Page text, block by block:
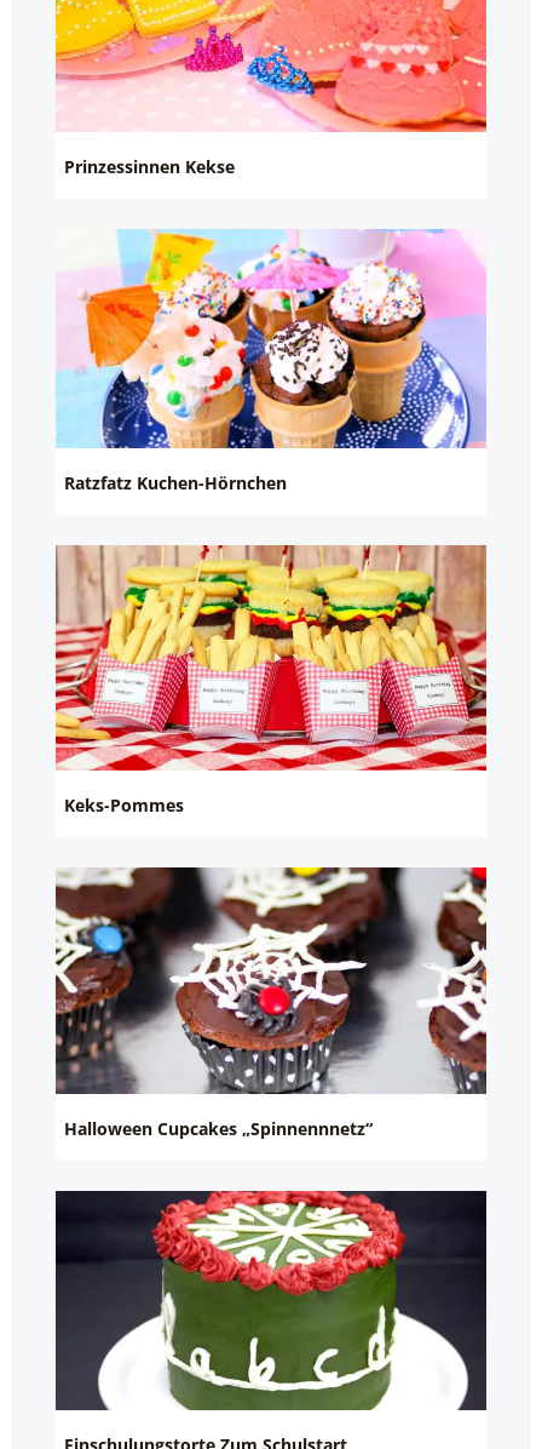
Prinzessinnen Kekse
Ratzfatz Kuchen-Hörnchen
Keks-Pommes
Halloween Cupcakes „Spinnennnetz“